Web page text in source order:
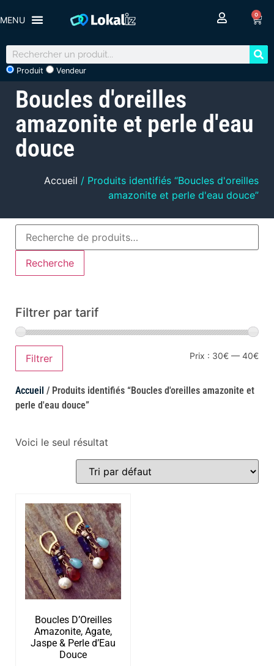
0
Produit Vendeur
Boucles d'oreilles
amazonite et perle d'eau
douce
Accueil / Produits identifiés “Boucles d'oreilles
amazonite et perle d'eau douce”
Recherche
Filtrer par tarif
Filtrer Prix : 30€ — 40€
Accueil / Produits identifiés “Boucles d'oreilles amazonite et
perle d'eau douce”
Voici le seul résultat
Boucles D’Oreilles
Amazonite, Agate,
Jaspe & Perle d’Eau
Douce